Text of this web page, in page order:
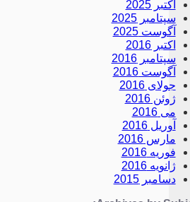
اکتبر 2025
سپتامبر 2025
آگوست 2025
اکتبر 2016
سپتامبر 2016
آگوست 2016
جولای 2016
ژوئن 2016
می 2016
آوریل 2016
مارس 2016
فوریه 2016
ژانویه 2016
دسامبر 2015